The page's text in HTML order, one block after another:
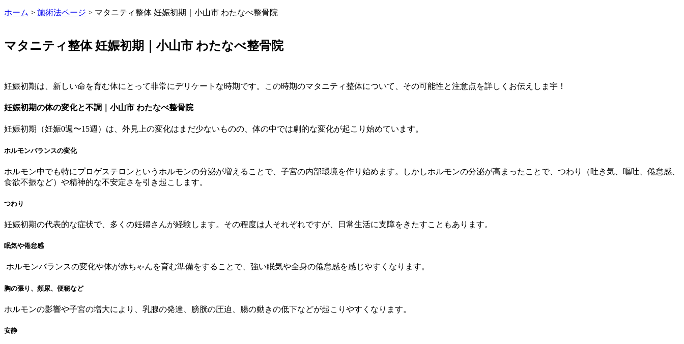
ホーム > 施術法ページ > マタニティ整体 妊娠初期｜小山市 わたなべ整骨院
マタニティ整体 妊娠初期｜小山市 わたなべ整骨院
妊娠初期は、新しい命を育む体にとって非常にデリケートな時期です。この時期のマタニティ整体について、その可能性と注意点を詳しくお伝えしま宇！
妊娠初期の体の変化と不調｜小山市 わたなべ整骨院
妊娠初期（妊娠0週〜15週）は、外見上の変化はまだ少ないものの、体の中では劇的な変化が起こり始めています。
ホルモンバランスの変化
ホルモン中でも特にプロゲステロンというホルモンの分泌が増えることで、子宮の内部環境を作り始めます。しかしホルモンの分泌が高まったことで、つわり（吐き気、嘔吐、倦怠感、
食欲不振など）や精神的な不安定さを引き起こします。
つわり
妊娠初期の代表的な症状で、多くの妊婦さんが経験します。その程度は人それぞれですが、日常生活に支障をきたすこともあります。
眠気や倦怠感
ホルモンバランスの変化や体が赤ちゃんを育む準備をすることで、強い眠気や全身の倦怠感を感じやすくなります。
胸の張り、頻尿、便秘など
ホルモンの影響や子宮の増大により、乳腺の発達、膀胱の圧迫、腸の動きの低下などが起こりやすくなります。
安静